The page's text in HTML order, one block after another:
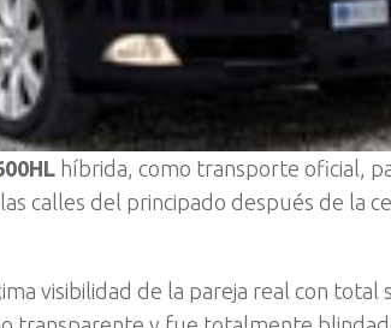
híbrida, como transporte oficial,
calles del principado después de la
visibilidad de la pareja real con total